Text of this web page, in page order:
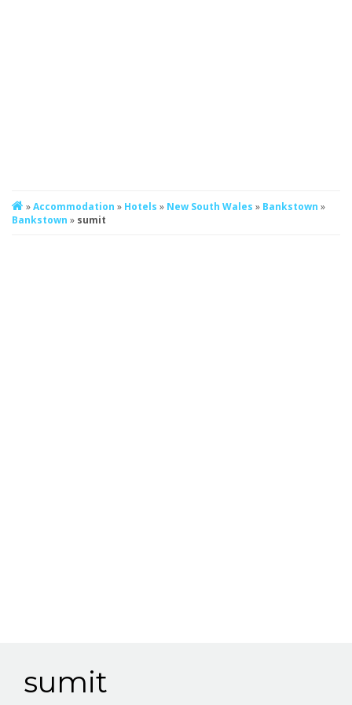
»Accommodation » Hotels » New South Wales » Bankstown »
Bankstown » sumit
sumit